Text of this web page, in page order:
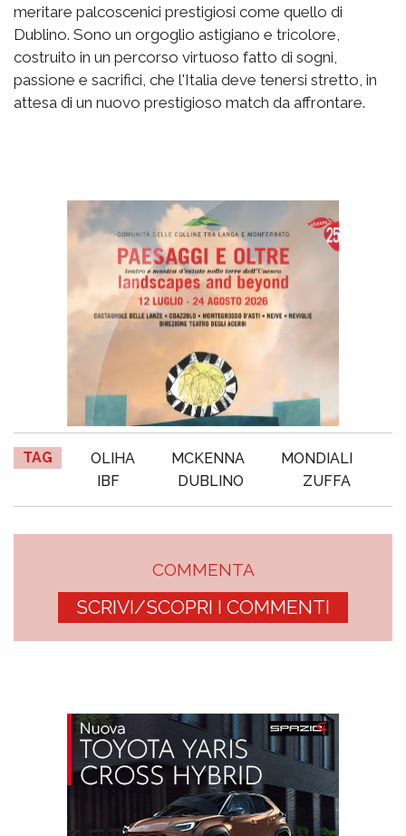
meritare palcoscenici prestigiosi come quello di
Dublino. Sono un orgoglio astigiano e tricolore,
costruito in un percorso virtuoso fatto di sogni,
passione e sacrifici, che l'Italia deve tenersi stretto, in
attesa di un nuovo prestigioso match da affrontare.
TAG OLIHA MCKENNA
MONDIALI
IBF
DUBLINO ZUFFA
COMMENTA
SCRIVI/SCOPRI I COMMENTI